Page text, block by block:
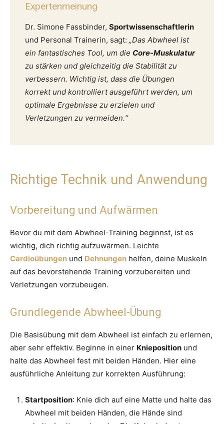
Expertenmeinung
Dr. Simone Fassbinder, Sportwissenschaftlerin
und Personal Trainerin, sagt: „Das Abwheel ist
ein fantastisches Tool, um die Core-Muskulatur
zu stärken und gleichzeitig die Stabilität zu
verbessern. Wichtig ist, dass die Übungen
korrekt und kontrolliert ausgeführt werden, um
optimale Ergebnisse zu erzielen und
Verletzungen zu vermeiden.“
Richtige Technik und Anwendung
Vorbereitung und Aufwärmen
Bevor du mit dem Abwheel-Training beginnst, ist es
wichtig, dich richtig aufzuwärmen. Leichte
Cardioübungen und Dehnungen helfen, deine Muskeln
auf das bevorstehende Training vorzubereiten und
Verletzungen vorzubeugen.
Grundlegende Abwheel-Übung
Die Basisübung mit dem Abwheel ist einfach zu erlernen,
aber sehr effektiv. Beginne in einer Knieposition und
halte das Abwheel fest mit beiden Händen. Hier eine
ausführliche Anleitung zur korrekten Ausführung:
Startposition: Knie dich auf eine Matte und halte das
Abwheel mit beiden Händen, die Hände sind